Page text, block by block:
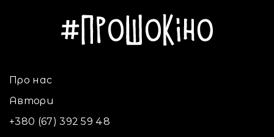
Про нас
Автори
+380 (67) 392 59 48